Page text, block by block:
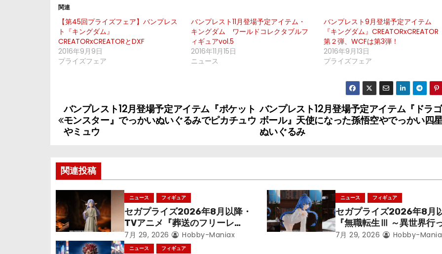
関連
【第45回プライズフェア】バンプレス
ト『キングダム』
CREATORxCREATORとDXF
2016年9月9日
プライズフェア
バンプレスト11月登場予定アイテム・
キングダム ワールドコレクタブルフ
ィギュアvol.5
2016年11月15日
ニュース
バンプレスト9月登場予定アイテム
『キングダム』CREATORxCREATOR
第２弾、WCFは第3弾！
2016年9月13日
プライズフェア
投
稿
ビ
ゲ
ー
シ
バンプレスト12月登場予定アイテム『ドラ
ボール』天使になった孫悟空やでっかい四
ぬいぐるみ
バンプレスト12月登場予定アイテム『ポケット
モンスター』でっかいぬいぐるみでピカチュウ
やミュウ
関連投稿
ニュース フィギュア
セガプライズ2026年8月以降・
TVアニメ『葬送のフリーレ
ン』鉱山で300年働くことにな
っっちゃった「フリーレン」を
7月 29, 2026 Hobby-Maniax
ニュース フィギュア
セガプライズ2026年8月
『無職転生Ⅲ ～異世界行
本気だす～』から「ロキ
7月 29, 2026 Hobby-
ニュース フィギュア